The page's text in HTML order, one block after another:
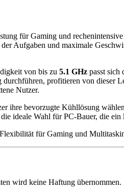
für Gaming und
Aufgaben und maximale
von bis zu 5.1 GHz passt sich
profitieren von dieser
Nutzer.
ihre bevorzugte Kühllösung
ideale Wahl für PC-Bauer, die ein
für Gaming und
wird keine Haftung übernommen.